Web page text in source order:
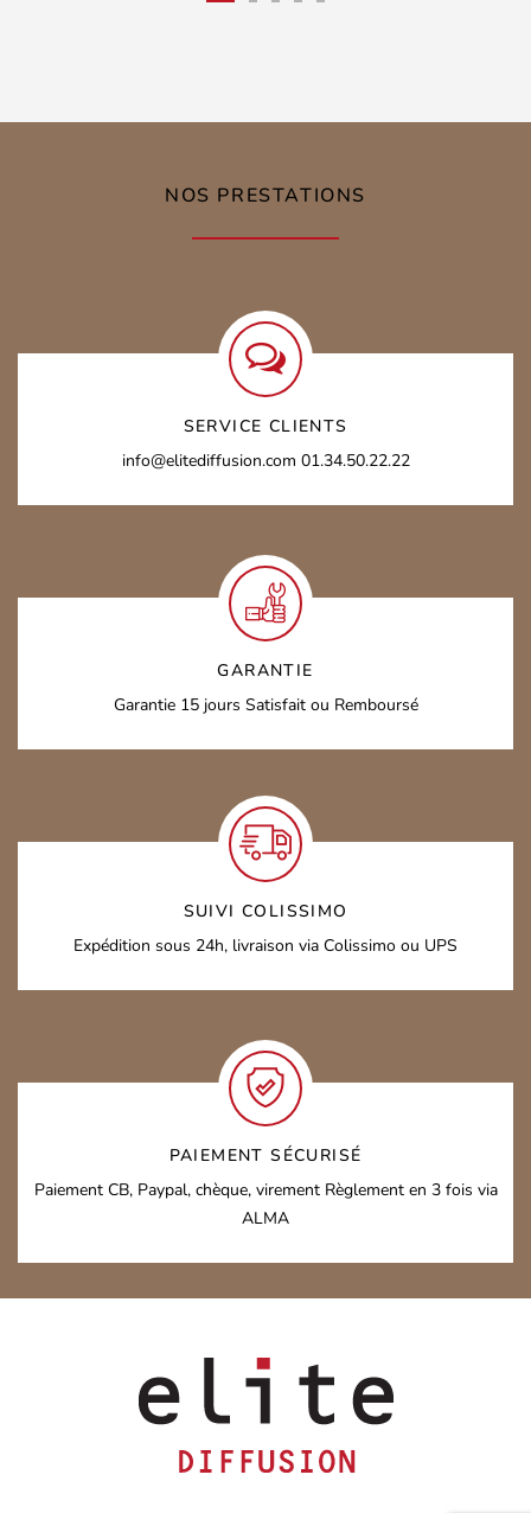
NOS PRESTATIONS
SERVICE CLIENTS
info@elitediffusion.com 01.34.50.22.22
GARANTIE
Garantie 15 jours Satisfait ou Remboursé
SUIVI COLISSIMO
Expédition sous 24h, livraison via Colissimo ou UPS
PAIEMENT SÉCURISÉ
Paiement CB, Paypal, chèque, virementRèglement en 3 fois via
ALMA